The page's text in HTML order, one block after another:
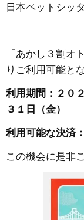
日本ペットシッ
「あかし３割オ
りご利用可能と
利用期間：２０
３１日（金）
利用可能な決済
この機会に是非